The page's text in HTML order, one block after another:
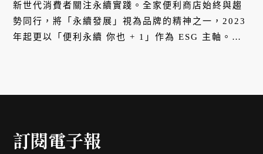
新世代消費者關注永續實踐。全家便利商店始終與趨
勢同行，將「永續發展」視為品牌的精神之一，2023
年起更以「便利永續 你也 + 1」作為 ESG 主軸。包
訂閱電子報